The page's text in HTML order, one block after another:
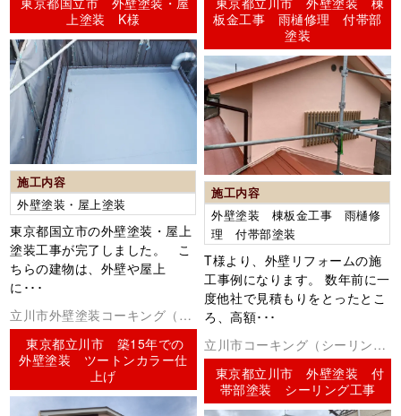
上塗装 K様
施工内容
外壁塗装・屋上塗装
東京都国立市の外壁塗装・屋上
塗装工事が完了しました。 こ
ちらの建物は、外壁や屋上
に･･･
板金工事 雨樋修理 付帯部
塗装
施工内容
外壁塗装 棟板金工事 雨樋修
理 付帯部塗装
T様より、外壁リフォームの施
工事例になります。 数年前に一
度他社で見積もりをとったとこ
ろ、高額･･･
立川市外壁塗装コーキング（シ
ーリング）
東京都立川市 築15年での
外壁塗装 ツートンカラー仕
上げ
立川市コーキング（シーリン
グ）外壁塗装防水工事
東京都立川市 外壁塗装 付
帯部塗装 シーリング工事